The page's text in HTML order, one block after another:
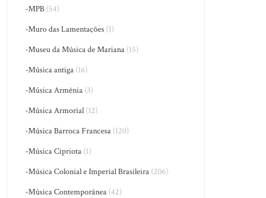
-MPB (54)
-Muro das Lamentações (1)
-Museu da Música de Mariana (15)
-Música antiga (16)
-Música Armênia (3)
-Música Armorial (12)
-Música Barroca Francesa (120)
-Música Cipriota (1)
-Música Colonial e Imperial Brasileira (206)
-Música Contemporânea (42)